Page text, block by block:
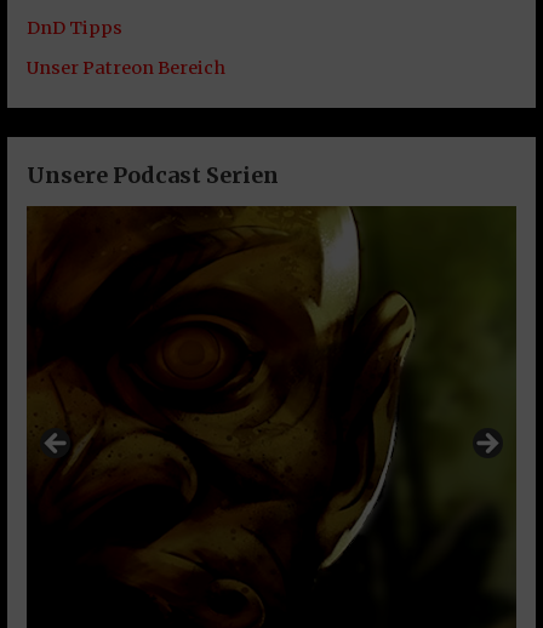
DnD Tipps
Unser Patreon Bereich
Unsere Podcast Serien